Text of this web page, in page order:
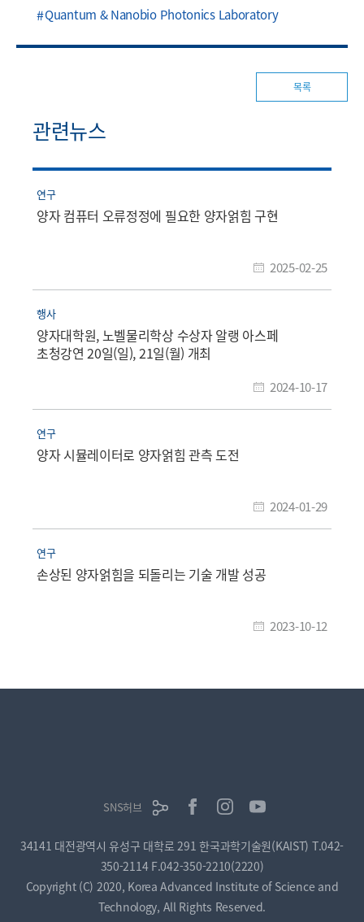
Quantum & Nanobio Photonics Laboratory
목록
관련뉴스
연구
양자 컴퓨터 오류정정에 필요한 양자얽힘 구현
2025-02-25
행사
양자대학원, 노벨물리학상 수상자 알랭 아스페
초청강연 20일(일), 21일(월) 개최​
2024-10-17
연구
양자 시뮬레이터로 양자얽힘 관측 도전
2024-01-29
연구
손상된 양자얽힘을 되돌리는 기술 개발 성공
2023-10-12
SNS허브
34141 대전광역시 유성구 대학로 291 한국과학기술원(KAIST) T.042-
350-2114 F.042-350-2210(2220)
Copyright (C) 2020, Korea Advanced Institute of Science and
Technology, All Rights Reserved.